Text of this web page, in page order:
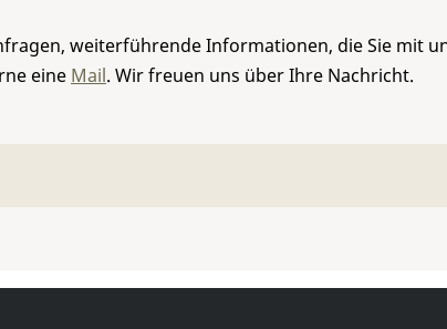
weiterführende Informationen, die Sie mit
eine Mail. Wir freuen uns über Ihre Nachricht.